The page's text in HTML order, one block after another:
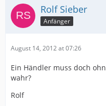
Rolf Sieber
Anfänger
August 14, 2012 at 07:26
Ein Händler muss doch
wahr?
Rolf